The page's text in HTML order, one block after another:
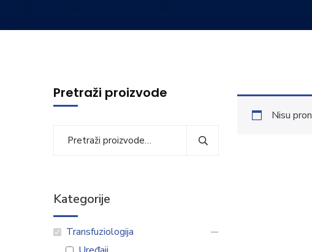
Nisu
Pretraži proizvode
Kategorije
Transfuziologija